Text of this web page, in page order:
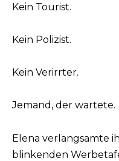
Kein Tourist.
Kein Polizist.
Kein Verirrter.
Jemand, der wartete.
Elena verlangsamte
blinkenden